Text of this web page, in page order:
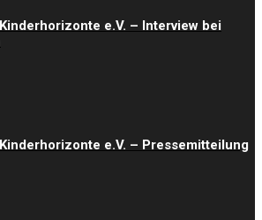
e.V. – Interview bei
e.V. – Pressemitteilung